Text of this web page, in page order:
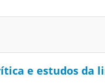
e estudos da